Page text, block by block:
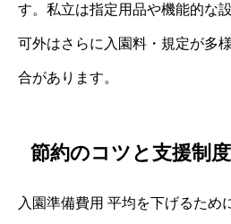
す。私立は指定用品や機能的な
可外はさらに入園料・規定が多
合があります。
節約のコツと支援制
入園準備費用 平均を下げるため